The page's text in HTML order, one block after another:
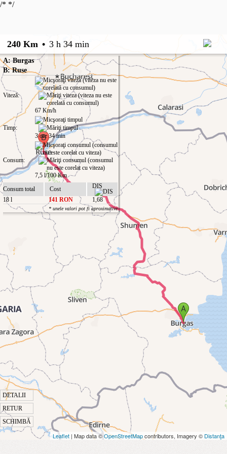
/* */
240 Km • 3 h 34 min
DETALII
RETUR
SCHIMBĂ
A: Burgas
B: Ruse
Viteză:
67 Km/h
Timp:
3 ore 34 min
Consum:
7,5 l/100 Km
Consum total
Cost
DIS
18 l
141 RON 1,68
* unele valori pot fi aproximative